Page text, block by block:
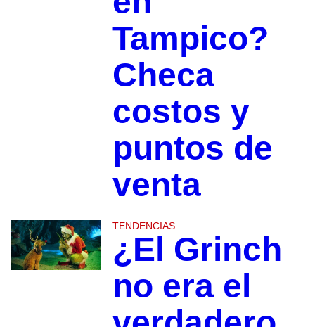
Tampico?
Checa
costos y
puntos de
venta
TENDENCIAS
¿El Grinch
no era el